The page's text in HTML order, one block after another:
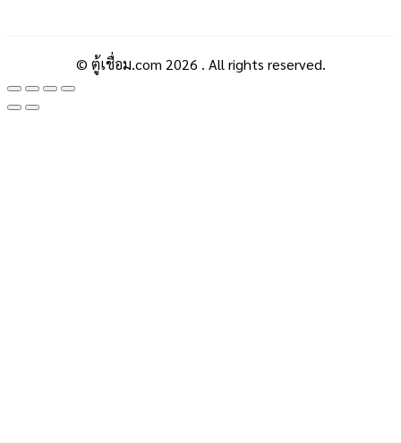
© ตู้เชื่อม.com 2026 . All rights reserved.